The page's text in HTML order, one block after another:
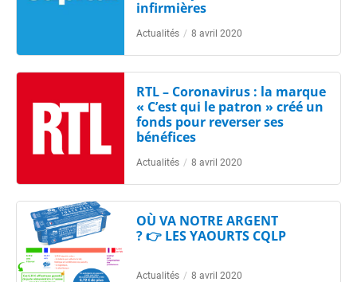
infirmières
Actualités / 8 avril 2020
RTL – Coronavirus : la marque
« C’est qui le patron » créé un
fonds pour reverser ses
bénéfices
Actualités / 8 avril 2020
OÙ VA NOTRE ARGENT
? 👉 LES YAOURTS CQLP
Actualités / 8 avril 2020